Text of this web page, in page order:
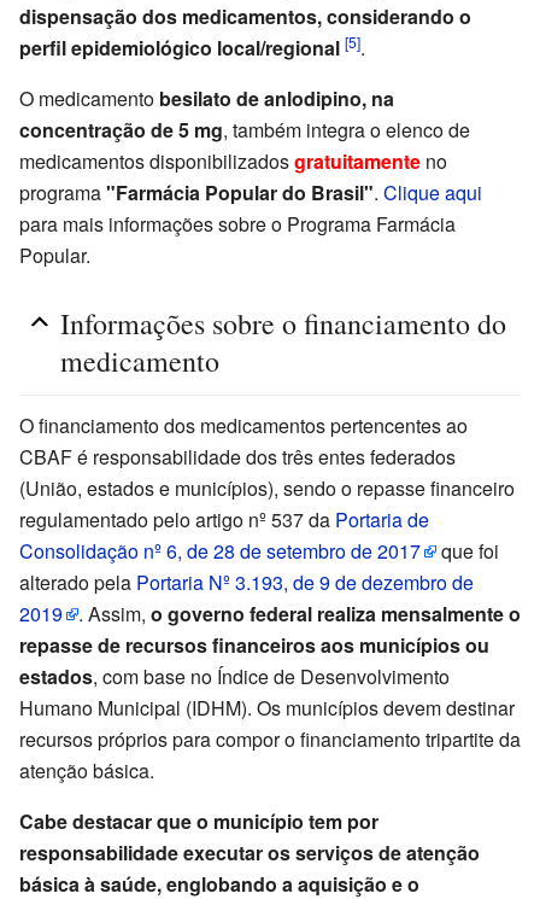
dispensação dos medicamentos, considerando o
perfil epidemiológico local/regional [5].
O medicamento besilato de anlodipino, na
concentração de 5 mg, também integra o elenco de
medicamentos disponibilizadosgratuitamente no
programa"Farmácia Popular do Brasil". Clique aqui
para mais informações sobre o Programa Farmácia
Popular.
Informações sobre o financiamento do
medicamento
O financiamento dos medicamentos pertencentes ao
CBAF é responsabilidade dos três entes federados
(União, estados e municípios), sendo o repasse financeiro
regulamentado pelo artigo nº 537 da Portaria de
Consolidação nº 6, de 28 de setembro de 2017
que foi
alterado pela Portaria Nº 3.193, de 9 de dezembro de
2019
. Assim, o governo federal realiza mensalmente o
repasse de recursos financeiros aos municípios ou
estados, com base no Índice de Desenvolvimento
Humano Municipal (IDHM). Os municípios devem destinar
recursos próprios para compor o financiamento tripartite da
atenção básica.
Cabe destacar que o município tem por
responsabilidade executar os serviços de atenção
básica à saúde, englobando a aquisição e o